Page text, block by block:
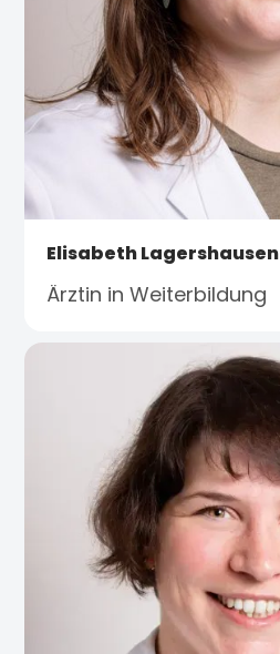
Elisabeth Lagershausen
Ärztin in Weiterbildung